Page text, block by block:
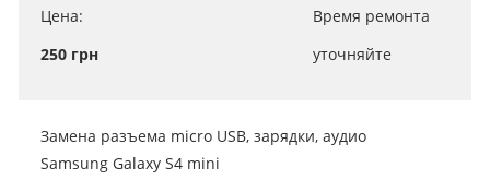
Цена:
250 грн
Время ремонта
уточняйте
Замена разъема micro USB, зарядки, аудио
Samsung Galaxy S4 mini